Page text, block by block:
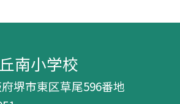
南小学校
堺市東区草尾596番地